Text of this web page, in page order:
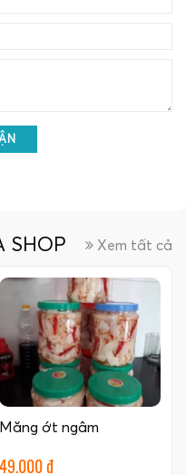
SHOP Xem tất cả
Măng ớt ngâm
49.000 đ